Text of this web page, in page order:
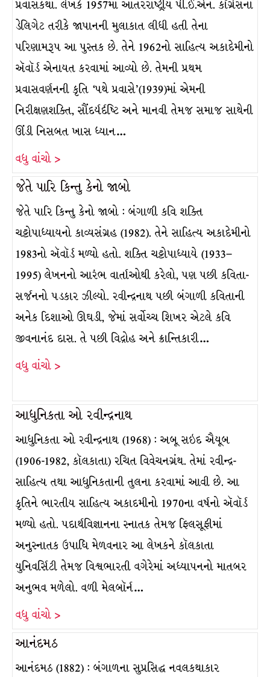
પ્રવાસકથા. લેખકે 1957માં આંતરરાષ્ટ્રીય પી.ઈ.એન. કૉંગ્રેસના
ડેલિગેટ તરીકે જાપાનની મુલાકાત લીધી હતી તેના
પરિણામરૂપ આ પુસ્તક છે. તેને 1962નો સાહિત્ય અકાદેમીનો
ઍવૉર્ડ એનાયત કરવામાં આવ્યો છે. તેમની પ્રથમ
પ્રવાસવર્ણનની કૃતિ ‘પથે પ્રવાસે’(1939)માં એમની
નિરીક્ષણશક્તિ, સૌંદર્યર્દષ્ટિ અને માનવી તેમજ સમાજ સાથેની
ઊંડી નિસબત ખાસ ધ્યાન…
વધુ વાંચો >
જેતે પારિ કિન્તુ કેનો જાબો
જેતે પારિ કિન્તુ કેનો જાબો : બંગાળી કવિ શક્તિ
ચટ્ટોપાધ્યાયનો કાવ્યસંગ્રહ (1982). તેને સાહિત્ય અકાદેમીનો
1983નો ઍવૉર્ડ મળ્યો હતો. શક્તિ ચટ્ટોપાધ્યાયે (1933–
1995) લેખનનો આરંભ વાર્તાઓથી કરેલો, પણ પછી કવિતા-
સર્જનનો પડકાર ઝીલ્યો. રવીન્દ્રનાથ પછી બંગાળી કવિતાની
અનેક દિશાઓ ઊઘડી, જેમાં સર્વોચ્ચ શિખર એટલે કવિ
જીવનાનંદ દાસ. તે પછી વિદ્રોહ અને ક્રાન્તિકારી…
વધુ વાંચો >
આધુનિકતા ઓ રવીન્દ્રનાથ
આધુનિકતા ઓ રવીન્દ્રનાથ (1968) : અબૂ સઇદ ઐયૂબ
(1906-1982, કૉલકાતા) રચિત વિવેચનગ્રંથ. તેમાં રવીન્દ્ર-
સાહિત્ય તથા આધુનિકતાની તુલના કરવામાં આવી છે. આ
કૃતિને ભારતીય સાહિત્ય અકાદમીનો 1970ના વર્ષનો ઍવૉર્ડ
મળ્યો હતો. પદાર્થવિજ્ઞાનના સ્નાતક તેમજ ફિલસૂફીમાં
અનુસ્નાતક ઉપાધિ મેળવનાર આ લેખકને કૉલકાતા
યુનિવર્સિટી તેમજ વિશ્વભારતી વગેરેમાં અધ્યાપનનો માતબર
અનુભવ મળેલો. વળી મેલબૉર્ન…
વધુ વાંચો >
આનંદમઠ
આનંદમઠ (1882) : બંગાળના સુપ્રસિદ્ધ નવલકથાકાર